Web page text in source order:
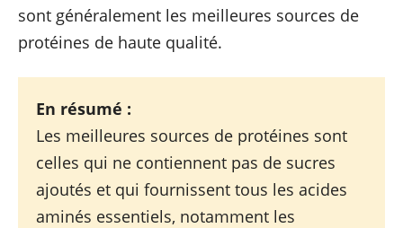
sont généralement les meilleures sources de
protéines de haute qualité.
En résumé :
Les meilleures sources de protéines sont
celles qui ne contiennent pas de sucres
ajoutés et qui fournissent tous les acides
aminés essentiels, notamment les